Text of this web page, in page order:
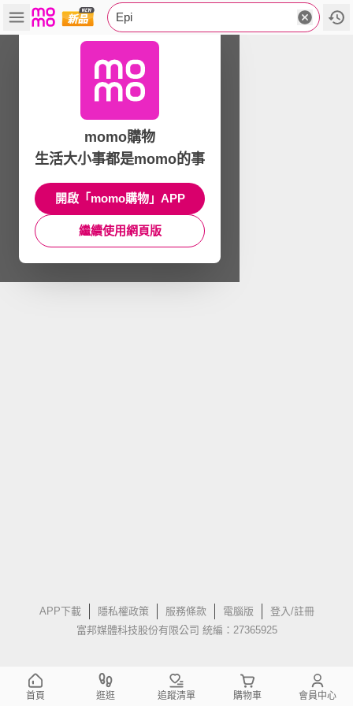
Epi
APP下載 隱私權政策 服務條款 電腦版
登入/註冊
富邦媒體科技股份有限公司 統編：27365925
momo購物
生活大小事都是momo的事
開啟「momo購物」APP
繼續使用網頁版
首頁 逛逛 追蹤清單 購物車 會員中心